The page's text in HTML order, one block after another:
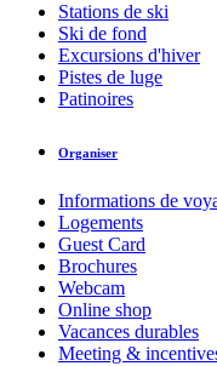
Stations de ski
Ski de fond
Excursions d'hiver
Pistes de luge
Patinoires
Organiser
Informations de
Logements
Guest Card
Brochures
Webcam
Online shop
Vacances durables
Meeting &